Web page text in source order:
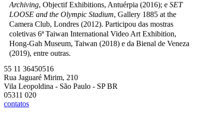
Archiving, Objectif Exhibitions, Antuérpia (2016); e SET
LOOSE and the Olympic Stadium, Gallery 1885 at the
Camera Club, Londres (2012). Participou das mostras
coletivas 6ª Taiwan International Video Art Exhibition,
Hong-Gah Museum, Taiwan (2018) e da Bienal de Veneza
(2019), entre outras.
55 11 36450516
Rua Jaguaré Mirim, 210
Vila Leopoldina - São Paulo - SP BR
05311 020
contatos